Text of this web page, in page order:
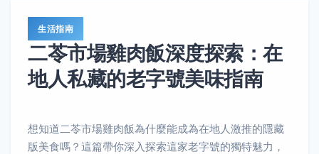
生活指南
二苓市場雞肉飯深度探索：在
地人私藏的老字號美味指南
想知道二苓市場雞肉飯為什麼能成為在地人激推的隱藏
版美食嗎？這篇帶你深入探索這家老字號的獨特魅力，